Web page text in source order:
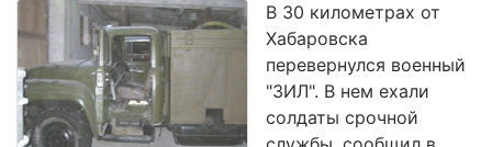
В 30 километрах от
Хабаровска
перевернулся военный
"ЗИЛ". В нем ехали
солдаты срочной